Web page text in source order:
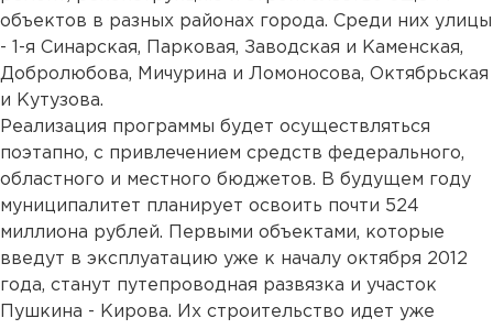
объектов в разных районах города. Среди них улицы
- 1-я Синарская, Парковая, Заводская и Каменская,
Добролюбова, Мичурина и Ломоносова, Октябрьская
и Кутузова.
Реализация программы будет осуществляться
поэтапно, с привлечением средств федерального,
областного и местного бюджетов. В будущем году
муниципалитет планирует освоить почти 524
миллиона рублей. Первыми объектами, которые
введут в эксплуатацию уже к началу октября 2012
года, станут путепроводная развязка и участок
Пушкина - Кирова. Их строительство идет уже